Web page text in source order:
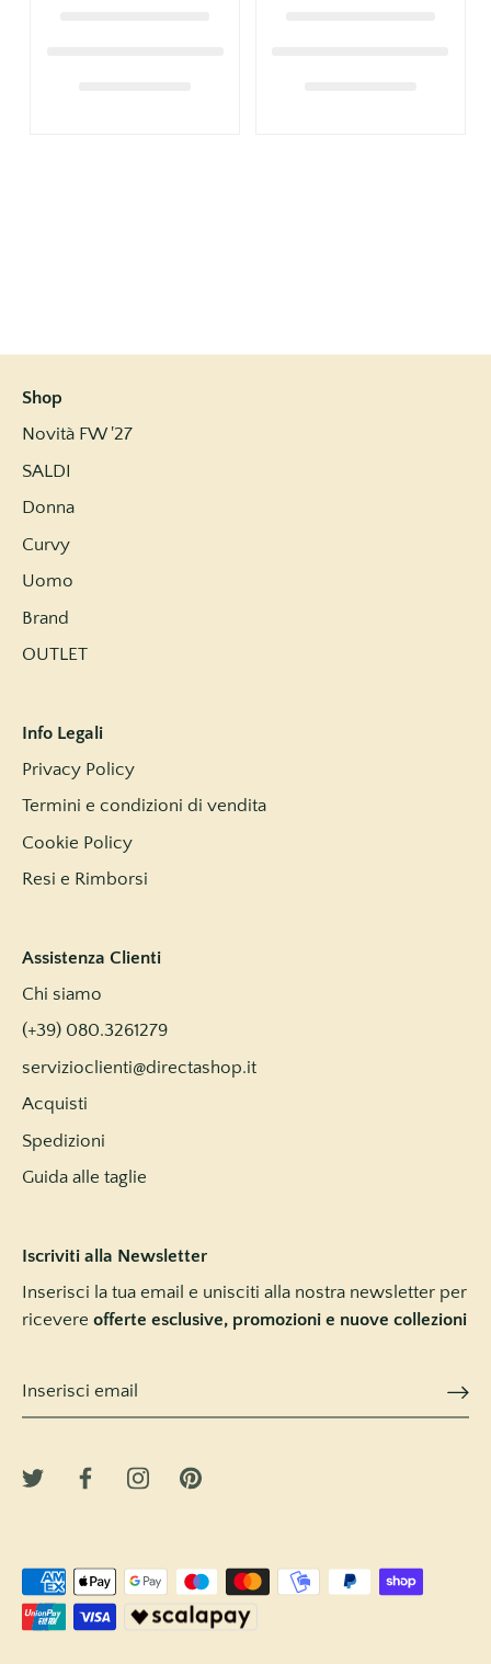
Shop
Novità FW '27
SALDI
Donna
Curvy
Uomo
Brand
OUTLET
Info Legali
Privacy Policy
Termini e condizioni di vendita
Cookie Policy
Resi e Rimborsi
Assistenza Clienti
Chi siamo
(+39) 080.3261279
servizioclienti@directashop.it
Acquisti
Spedizioni
Guida alle taglie
Iscriviti alla Newsletter
Inserisci la tua email e unisciti alla nostra newsletter per
ricevere offerte esclusive, promozioni e nuove collezioni